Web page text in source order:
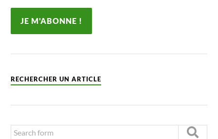
RECHERCHER UN ARTICLE